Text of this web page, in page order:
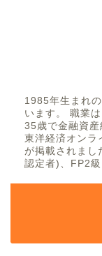
1985年生まれ
います。 職業
35歳で金融資産
東洋経済オンラ
が掲載されまし
認定者)、FP2級